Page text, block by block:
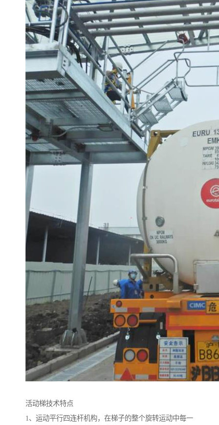
活动梯技术特点
1、运动平行四连杆机构，在梯子的整个旋转运动中每一